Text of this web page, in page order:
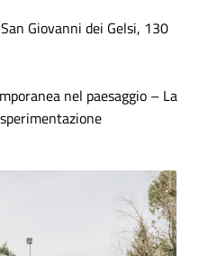
Giovanni dei Gelsi, 130
nel paesaggio – La